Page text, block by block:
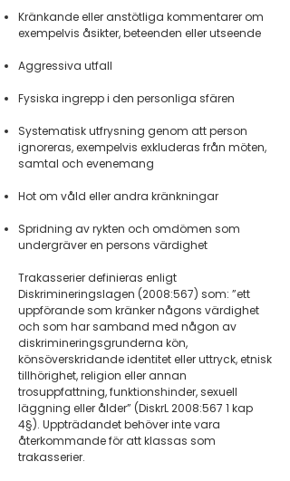
Kränkande eller anstötliga kommentarer om
exempelvis åsikter, beteenden eller utseende
Aggressiva utfall
Fysiska ingrepp i den personliga sfären
Systematisk utfrysning genom att person
ignoreras, exempelvis exkluderas från möten,
samtal och evenemang
Hot om våld eller andra kränkningar
Spridning av rykten och omdömen som
undergräver en persons värdighet
Trakasserier definieras enligt
Diskrimineringslagen (2008:567) som: ”ett
uppförande som kränker någons värdighet
och som har samband med någon av
diskrimineringsgrunderna kön,
könsöverskridande identitet eller uttryck, etnisk
tillhörighet, religion eller annan
trosuppfattning, funktionshinder, sexuell
läggning eller ålder” (DiskrL 2008:567 1 kap
4§). Uppträdandet behöver inte vara
återkommande för att klassas som
trakasserier.